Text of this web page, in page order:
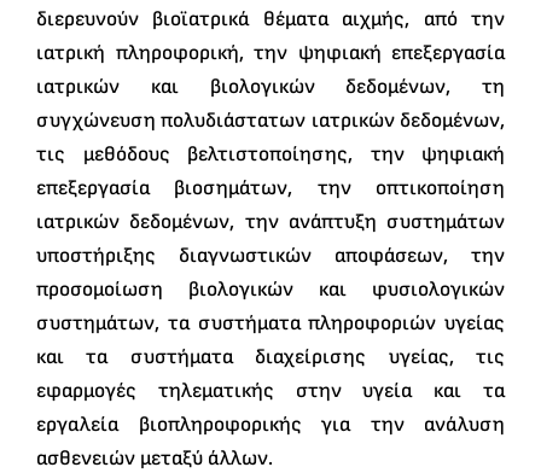
διερευνούν βιοϊατρικά θέματα αιχμής, από την
ιατρική πληροφορική, την ψηφιακή επεξεργασία
ιατρικών και βιολογικών δεδομένων, τη
συγχώνευση πολυδιάστατων ιατρικών δεδομένων,
τις μεθόδους βελτιστοποίησης, την ψηφιακή
επεξεργασία βιοσημάτων, την οπτικοποίηση
ιατρικών δεδομένων, την ανάπτυξη συστημάτων
υποστήριξης διαγνωστικών αποφάσεων, την
προσομοίωση βιολογικών και φυσιολογικών
συστημάτων, τα συστήματα πληροφοριών υγείας
και τα συστήματα διαχείρισης υγείας, τις
εφαρμογές τηλεματικής στην υγεία και τα
εργαλεία βιοπληροφορικής για την ανάλυση
ασθενειών μεταξύ άλλων.